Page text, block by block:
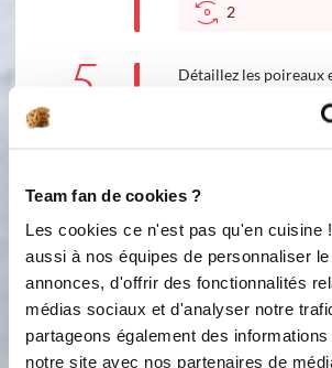
Team fan de cookies ?
Les cookies ce n'est pas qu'en cuisine
aussi à nos équipes de personnaliser
annonces, d'offrir des fonctionnalités
médias sociaux et d'analyser notre
partageons également des
notre site avec nos partenaires de
2
5
Détaillez les poireaux
1,5 cm en ne
vert. Ajoutez-les dans
20min
2
6 Rectifiez